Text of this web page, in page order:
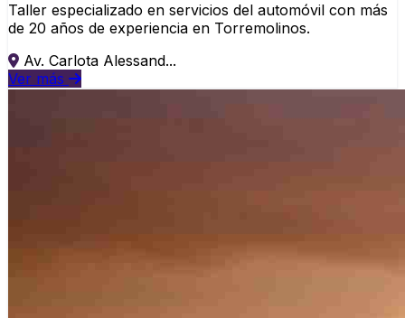
Taller especializado en servicios del automóvil con más
de 20 años de experiencia en Torremolinos.
Av. Carlota Alessand...
Ver más